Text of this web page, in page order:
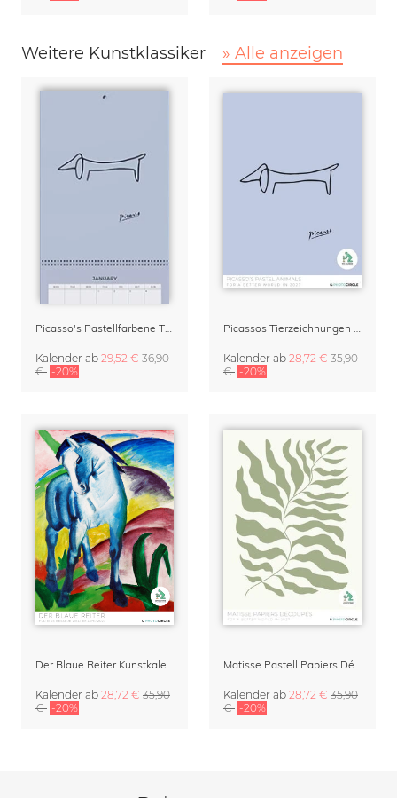
Weitere Kunstklassiker » Alle anzeigen
Kalender ab 29,52 € 36,90
€ -20%
Kalender ab 28,72 € 35,90
€ -20%
Kalender ab 28,72 € 35,90
€ -20%
Kalender ab 28,72 € 35,90
€ -20%